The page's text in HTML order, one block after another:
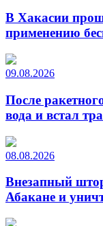
В Хакасии
применению
09.08.2026
После
вода и встал
08.08.2026
Внезапный
Абакане и